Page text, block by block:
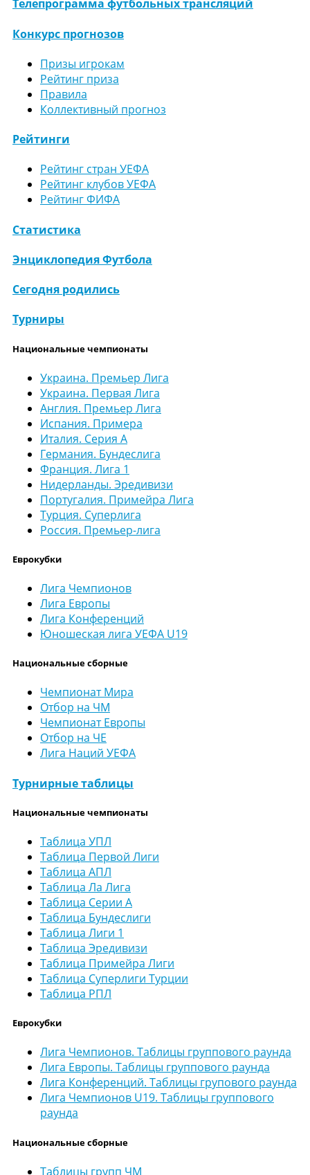
Телепрограмма футбольных трансляций
Конкурс прогнозов
Призы игрокам
Рейтинг приза
Правила
Коллективный прогноз
Рейтинги
Рейтинг стран УЕФА
Рейтинг клубов УЕФА
Рейтинг ФИФА
Статистика
Энциклопедия Футбола
Сегодня родились
Турниры
Национальные чемпионаты
Украина. Премьер Лига
Украина. Первая Лига
Англия. Премьер Лига
Испания. Примера
Италия. Серия А
Германия. Бундеслига
Франция. Лига 1
Нидерланды. Эредивизи
Португалия. Примейра Лига
Турция. Суперлига
Россия. Премьер-лига
Еврокубки
Лига Чемпионов
Лига Европы
Лига Конференций
Юношеская лига УЕФА U19
Национальные сборные
Чемпионат Мира
Отбор на ЧМ
Чемпионат Европы
Отбор на ЧЕ
Лига Наций УЕФА
Турнирные таблицы
Национальные чемпионаты
Таблица УПЛ
Таблица Первой Лиги
Таблица АПЛ
Таблица Ла Лига
Таблица Серии А
Таблица Бундеслиги
Таблица Лиги 1
Таблица Эредивизи
Таблица Примейра Лиги
Таблица Суперлиги Турции
Таблица РПЛ
Еврокубки
Лига Чемпионов. Таблицы группового раунда
Лига Европы. Таблицы группового раунда
Лига Конференций. Таблицы групового раунда
Лига Чемпионов U19. Таблицы группового
раунда
Национальные сборные
Таблицы групп ЧМ